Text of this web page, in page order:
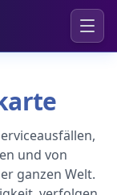
und von
ganzen Welt.